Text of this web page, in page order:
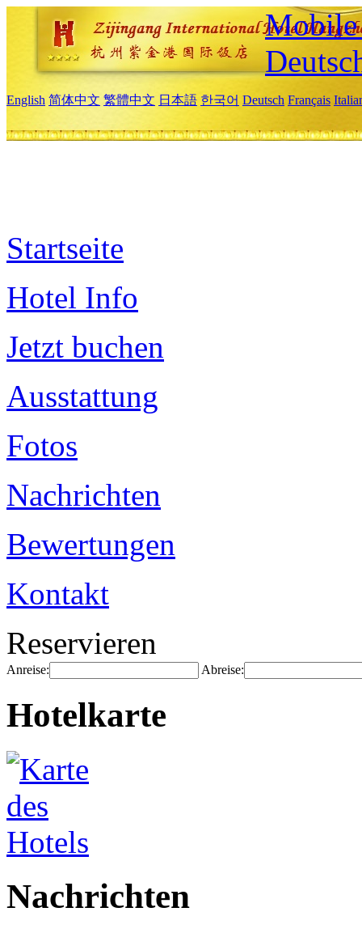
Mobile
English 简体中文 繁體中文 日本語 한국어 Deutsch Français
Startseite
Hotel Info
Jetzt buchen
Ausstattung
Fotos
Nachrichten
Bewertungen
Kontakt
Reservieren
Anreise: Abreise:
Hotelkarte
Nachrichten